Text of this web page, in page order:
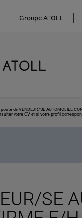
Groupe ATOLL
de VENDEUR/SE AUTOMOBILE
votre CV et si votre profil
SE